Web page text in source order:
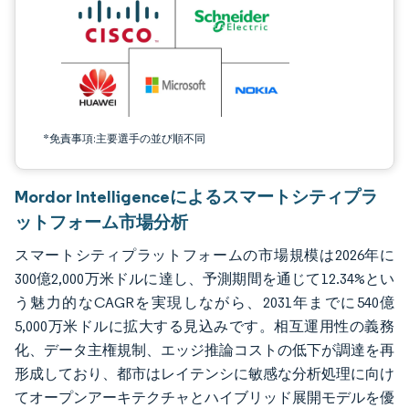
*免責事項:主要選手の並び順不同
Mordor Intelligenceによるスマートシティプラ
ットフォーム市場分析
スマートシティプラットフォームの市場規模は2026年に
300億2,000万米ドルに達し、予測期間を通じて12.34%とい
う魅力的なCAGRを実現しながら、2031年までに540億
5,000万米ドルに拡大する見込みです。相互運用性の義務
化、データ主権規制、エッジ推論コストの低下が調達を再
形成しており、都市はレイテンシに敏感な分析処理に向け
てオープンアーキテクチャとハイブリッド展開モデルを優